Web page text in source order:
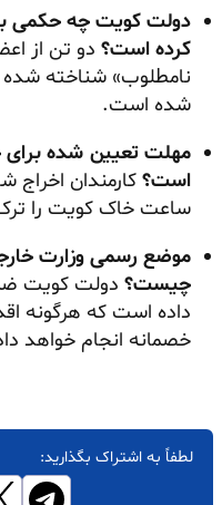
دولت کویت چه حکمی
کرده است؟ دو تن از
نامطلوب» شناخته شده
شده است.
مهلت تعیین شده برای
است؟
ساعت خاک کویت را
موضع رسمی وزارت
چیست؟ دولت کویت
داده است که هرگونه
خصمانه انجام خواهد
لطفاً به اشتراک بگذارید: